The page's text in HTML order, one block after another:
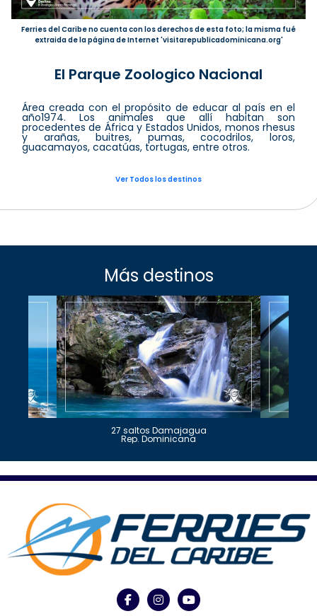
Ferries del Caribe no cuenta con los derechos de esta foto; la misma fué
extraida de la página de Internet 'visitarepublicadominicana.org'
El Parque Zoologico Nacional
Área creada con el propósito de educar al país en el
año1974. Los animales que allí habitan son
procedentes de África y Estados Unidos, monos rhesus
y arañas, buitres, pumas, cocodrilos, loros,
guacamayos, cacatúas, tortugas, entre otros.
Ver Todos los destinos
Más destinos
27 saltos Damajagua
Rep. Dominicana